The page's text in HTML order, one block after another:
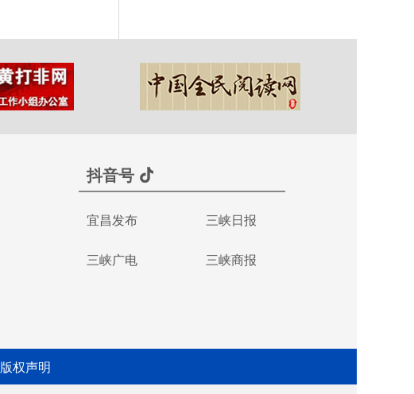
抖音号
宜昌发布 三峡日报
三峡广电 三峡商报
版权声明